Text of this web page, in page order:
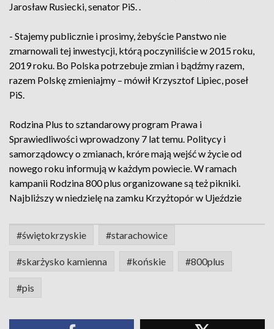
Jarosław Rusiecki, senator PiS. .
- Stajemy publicznie i prosimy, żebyście Panstwo nie
zmarnowali tej inwestycji, którą poczyniliście w 2015 roku,
2019 roku. Bo Polska potrzebuje zmian i bądźmy razem,
razem Polskę zmieniajmy – mówił Krzysztof Lipiec, poseł
PiS.
Rodzina Plus to sztandarowy program Prawa i
Sprawiedliwości wprowadzony 7 lat temu. Politycy i
samorządowcy o zmianach, króre mają wejść w życie od
nowego roku informują w każdym powiecie. W ramach
kampanii Rodzina 800 plus organizowane są też pikniki.
Najbliższy w niedzielę na zamku Krzyżtopór w Ujeździe
#świętokrzyskie #starachowice
#skarżysko kamienna #końskie #800plus
#pis